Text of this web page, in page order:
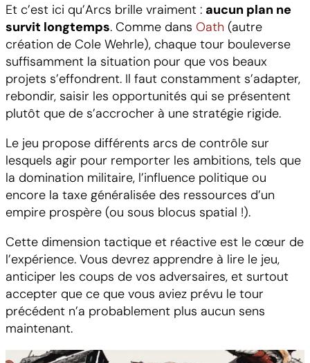
Et c’est ici qu’Arcs brille vraiment : aucun plan ne
survit longtemps. Comme dans Oath (autre
création de Cole Wehrle), chaque tour bouleverse
suffisamment la situation pour que vos beaux
projets s’effondrent. Il faut constamment s’adapter,
rebondir, saisir les opportunités qui se présentent
plutôt que de s’accrocher à une stratégie rigide.
Le jeu propose différents arcs de contrôle sur
lesquels agir pour remporter les ambitions, tels que
la domination militaire, l’influence politique ou
encore la taxe généralisée des ressources d’un
empire prospère (ou sous blocus spatial !).
Cette dimension tactique et réactive est le cœur de
l’expérience. Vous devrez apprendre à lire le jeu,
anticiper les coups de vos adversaires, et surtout
accepter que ce que vous aviez prévu le tour
précédent n’a probablement plus aucun sens
maintenant.